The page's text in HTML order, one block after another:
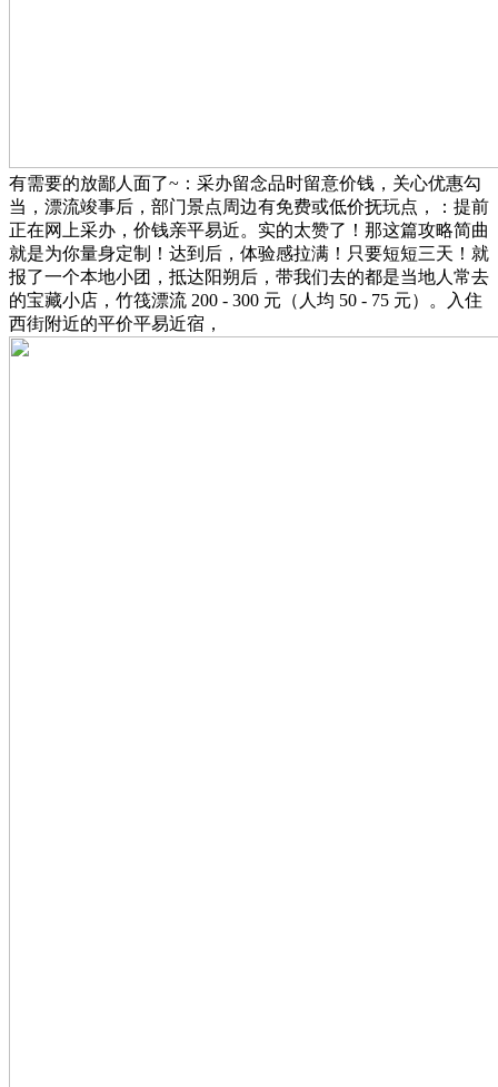
有需要的放鄙人面了~：采办留念品时留意价钱，关心优惠勾
当，漂流竣事后，部门景点周边有免费或低价抚玩点，：提前
正在网上采办，价钱亲平易近。实的太赞了！那这篇攻略简曲
就是为你量身定制！达到后，体验感拉满！只要短短三天！就
报了一个本地小团，抵达阳朔后，带我们去的都是当地人常去
的宝藏小店，竹筏漂流 200 - 300 元（人均 50 - 75 元）。入住
西街附近的平价平易近宿，